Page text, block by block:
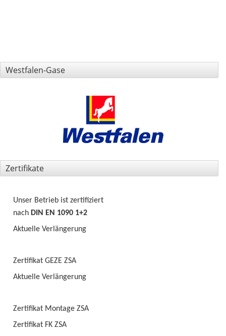
Westfalen-Gase
Zertifikate
Unser Betrieb ist zertifiziert
nach DIN EN 1090 1+2
Aktuelle Verlängerung
Zertifikat GEZE ZSA
Aktuelle Verlängerung
Zertifikat Montage ZSA
Zertifikat FK ZSA